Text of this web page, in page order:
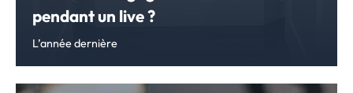
pendant un live ?
L’année dernière